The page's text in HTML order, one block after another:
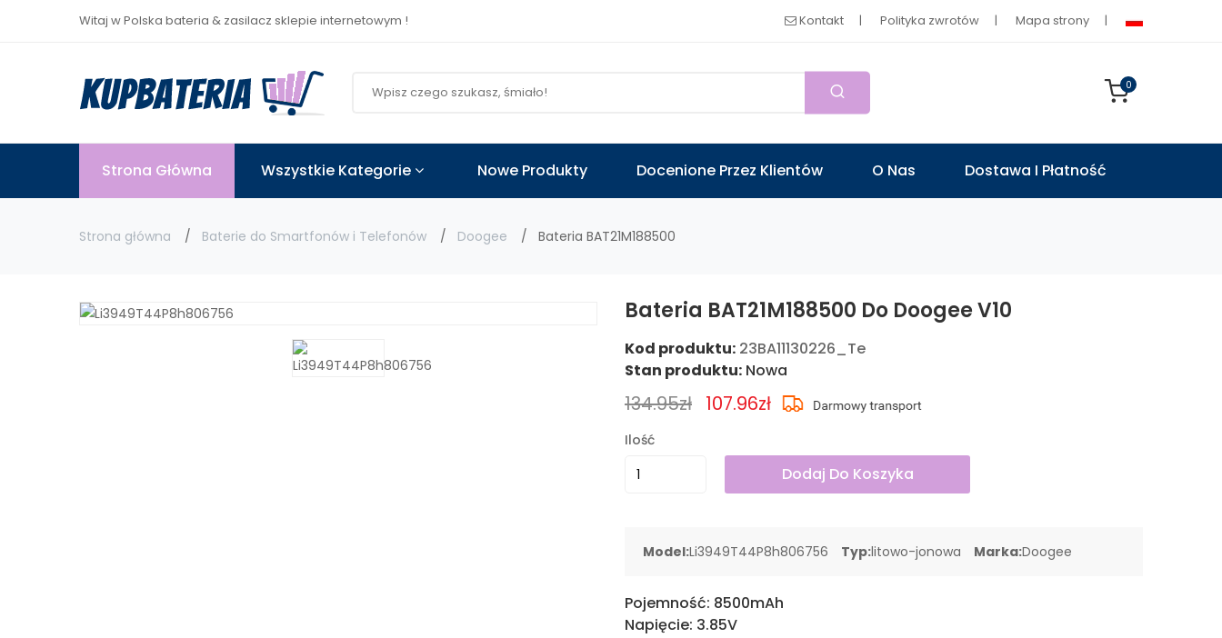
Witaj w Polska bateria & zasilacz sklepie internetowym ! Kontakt Polityka zwrotów Mapa strony
0
Strona Główna Wszystkie Kategorie Nowe Produkty Docenione Przez Klientów O Nas Dostawa I Płatność
Strona główna Baterie do Smartfonów i Telefonów Doogee Bateria BAT21M188500
Bateria BAT21M188500 Do Doogee V10
Kod produktu: 23BA11130226_Te
Stan produktu: Nowa
134.95zł 107.96zł
Ilość
Dodaj Do Koszyka
Model:Li3949T44P8h806756 Typ:litowo-jonowa Marka:Doogee
Pojemność: 8500mAh
Napięcie: 3.85V